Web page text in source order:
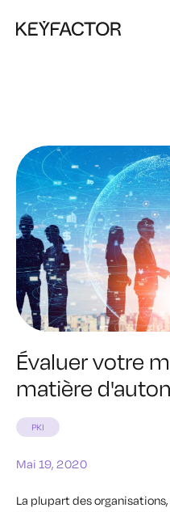
Évaluer votre
matière
PKI
Mai 19, 2020
La plupart des